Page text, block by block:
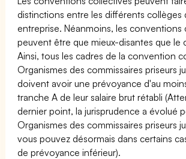
distinctions entre les différents collèges
entreprise. Néanmoins, les conventions
peuvent être que mieux-disantes que le
Ainsi, tous les cadres de la convention
Organismes des commissaires priseurs
doivent avoir une prévoyance d'au
tranche A de leur salaire brut rétabli
dernier point, la jurisprudence a évolué
Organismes des commissaires priseurs
vous pouvez désormais dans certains
de prévoyance inférieur).